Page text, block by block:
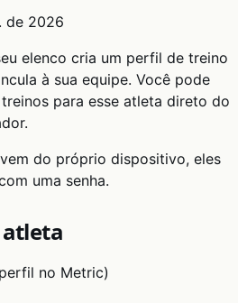
de 2026
elenco cria um perfil de treino
à sua equipe. Você pode
para esse atleta direto do
do próprio dispositivo, eles
uma senha.
no Metric)